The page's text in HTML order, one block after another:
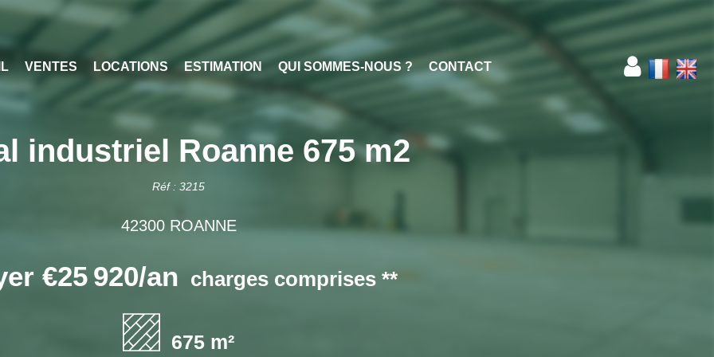
VENTES LOCATIONS ESTIMATION QUI SOMMES-NOUS ? CONTACT
industriel Roanne 675 m2
Réf : 3215
42300 ROANNE
€25 920/an charges comprises **
675 m²